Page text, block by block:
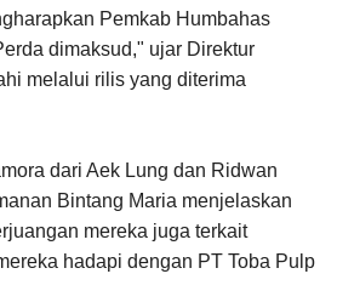
Pemkab Humbahas
dimaksud," ujar Direktur
melalui rilis yang diterima
dari Aek Lung dan Ridwan
Bintang Maria menjelaskan
mereka juga terkait
hadapi dengan PT Toba Pulp